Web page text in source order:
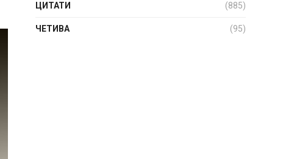
ЦИТАТИ (885)
ЧЕТИВА (95)